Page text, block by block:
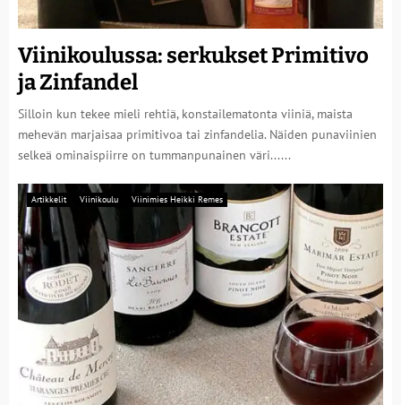
Viinikoulussa: serkukset Primitivo
ja Zinfandel
Silloin kun tekee mieli rehtiä, konstailematonta viiniä, maista
mehevän marjaisaa primitivoa tai zinfandelia. Näiden punaviinien
selkeä ominaispiirre on tummanpunainen väri......
Artikkelit Viinikoulu Viinimies Heikki Remes